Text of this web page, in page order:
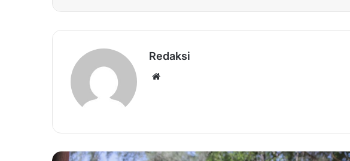
Redaksi